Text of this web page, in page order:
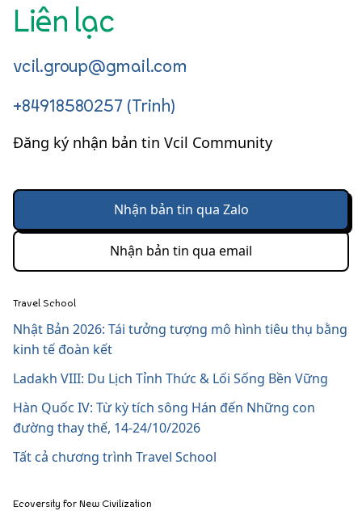
Liên lạc
vcil.group@gmail.com
+84918580257 (Trinh)
Đăng ký nhận bản tin Vcil Community
Nhận bản tin qua Zalo
Nhận bản tin qua email
Travel School
Nhật Bản 2026: Tái tưởng tượng mô hình tiêu thụ bằng
kinh tế đoàn kết
Ladakh VIII: Du Lịch Tỉnh Thức & Lối Sống Bền Vững
Hàn Quốc IV: Từ kỳ tích sông Hán đến Những con
đường thay thế, 14-24/10/2026
Tất cả chương trình Travel School
Ecoversity for New Civilization